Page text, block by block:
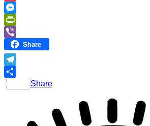
Link
Gmail
Messenger
PrintFriendly
ViberShare
Telegram
Share